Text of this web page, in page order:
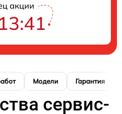
акции
Модели Гарантия
сервис-